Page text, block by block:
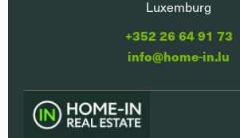
Luxemburg
+352 26 64 91 73
info@home-in.lu